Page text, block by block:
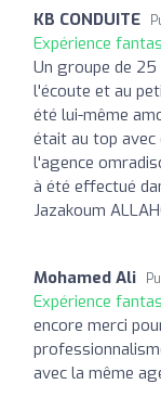
KB CONDUITE
Expérience
Un groupe de 25
l'écoute et au
été lui-même
était au top
l'agence
à été effectué
Jazakoum
Mohamed Ali
Expérience
encore merci
avec la même